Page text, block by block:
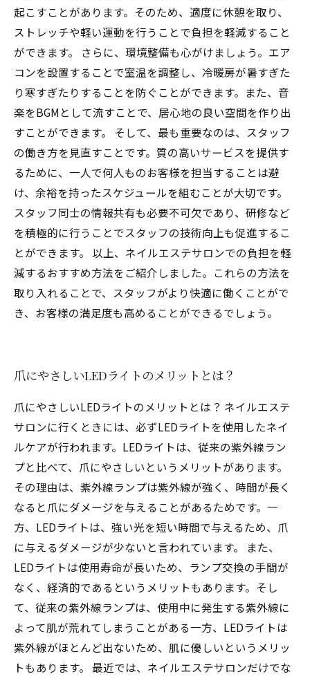
起こすことがあります。そのため、適度に休憩を取り、
ストレッチや軽い運動を行うことで負担を軽減すること
ができます。 さらに、環境整備も心がけましょう。エア
コンを設置することで室温を調整し、冷暖房が暑すぎた
り寒すぎたりすることを防ぐことができます。また、音
楽をBGMとして流すことで、居心地の良い空間を作り出
すことができます。 そして、最も重要なのは、スタッフ
の働き方を見直すことです。質の高いサービスを提供す
るために、一人で何人ものお客様を担当することは避
け、余裕を持ったスケジュールを組むことが大切です。
スタッフ同士の情報共有も必要不可欠であり、研修など
を積極的に行うことでスタッフの技術向上も促進するこ
とができます。 以上、ネイルエステサロンでの負担を軽
減するおすすめ方法をご紹介しました。これらの方法を
取り入れることで、スタッフがより快適に働くことがで
き、お客様の満足度も高めることができるでしょう。
爪にやさしいLEDライトのメリットとは？
爪にやさしいLEDライトのメリットとは？ ネイルエステ
サロンに行くときには、必ずLEDライトを使用したネイ
ルケアが行われます。LEDライトは、従来の紫外線ラン
プと比べて、爪にやさしいというメリットがあります。
その理由は、紫外線ランプは紫外線が強く、時間が長く
なると爪にダメージを与えることがあるためです。一
方、LEDライトは、強い光を短い時間で与えるため、爪
に与えるダメージが少ないと言われています。 また、
LEDライトは使用寿命が長いため、ランプ交換の手間が
なく、経済的であるというメリットもあります。そし
て、従来の紫外線ランプは、使用中に発生する紫外線に
よって肌が荒れてしまうことがある一方、LEDライトは
紫外線がほとんど出ないため、肌に優しいというメリッ
トもあります。 最近では、ネイルエステサロンだけでな